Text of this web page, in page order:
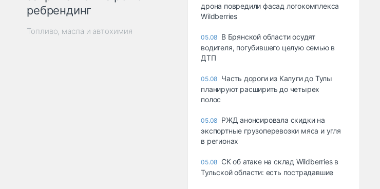
ребрендинг
Топливо, масла и автохимия
дрона повредили фасад логокомплекса
Wildberries
05.08 В Брянской области осудят
водителя, погубившего целую семью в
ДТП
05.08 Часть дороги из Калуги до Тулы
планируют расширить до четырех
полос
05.08 РЖД анонсировала скидки на
экспортные грузоперевозки мяса и угля
в регионах
05.08 СК об атаке на склад Wildberries в
Тульской области: есть пострадавшие